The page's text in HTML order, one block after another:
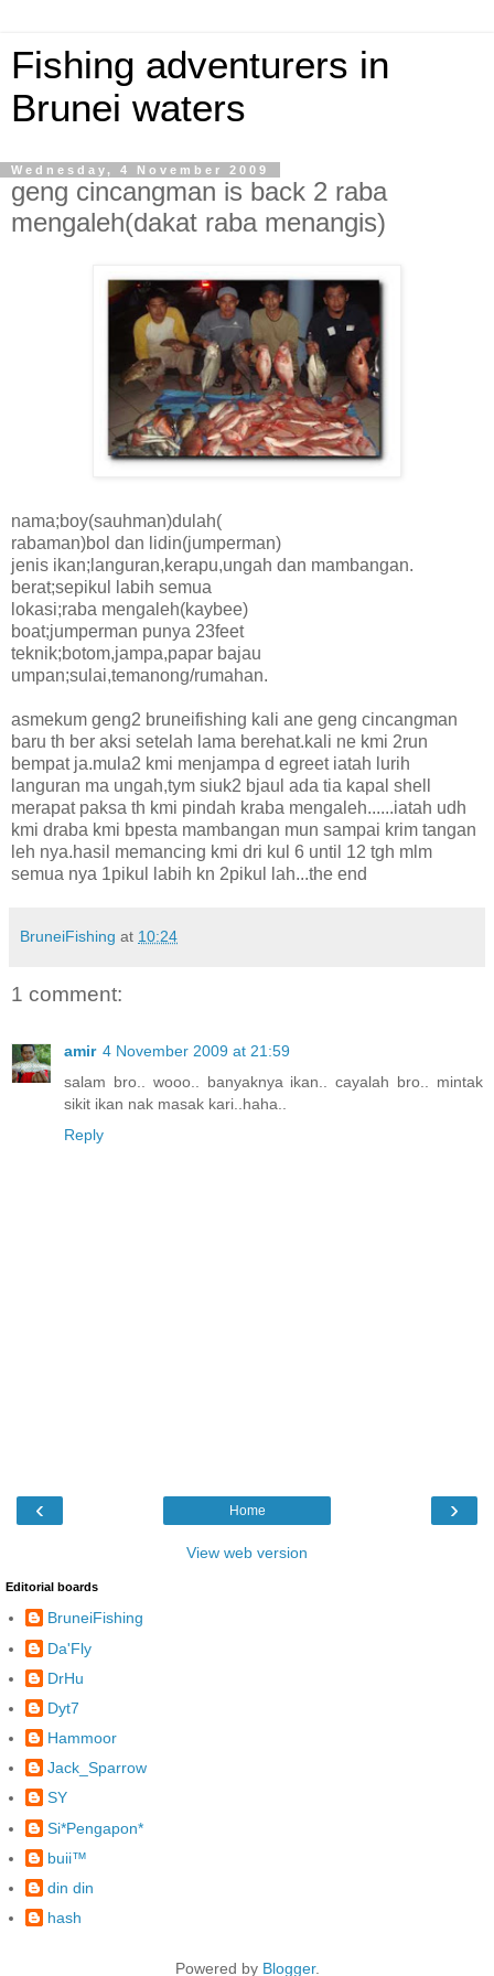
Fishing adventurers in
Brunei waters
Wednesday, 4 November 2009
geng cincangman is back 2 raba
mengaleh(dakat raba menangis)
nama;boy(sauhman)dulah(
rabaman)bol dan lidin(jumperman)
jenis ikan;languran,kerapu,ungah dan mambangan.
berat;sepikul labih semua
lokasi;raba mengaleh(kaybee)
boat;jumperman punya 23feet
teknik;botom,jampa,papar bajau
umpan;sulai,temanong/rumahan.
asmekum geng2 bruneifishing kali ane geng cincangman
baru th ber aksi setelah lama berehat.kali ne kmi 2run
bempat ja.mula2 kmi menjampa d egreet iatah lurih
languran ma ungah,tym siuk2 bjaul ada tia kapal shell
merapat paksa th kmi pindah kraba mengaleh......iatah udh
kmi draba kmi bpesta mambangan mun sampai krim tangan
leh nya.hasil memancing kmi dri kul 6 until 12 tgh mlm
semua nya 1pikul labih kn 2pikul lah...the end
BruneiFishing at 10:24
1 comment:
amir 4 November 2009 at 21:59
salam bro.. wooo.. banyaknya ikan.. cayalah bro.. mintak
sikit ikan nak masak kari..haha..
Reply
‹ ›
Home
View web version
Editorial boards
BruneiFishing
Da'Fly
DrHu
Dyt7
Hammoor
Jack_Sparrow
SY
Si*Pengapon*
buii™
din din
hash
Powered by Blogger.